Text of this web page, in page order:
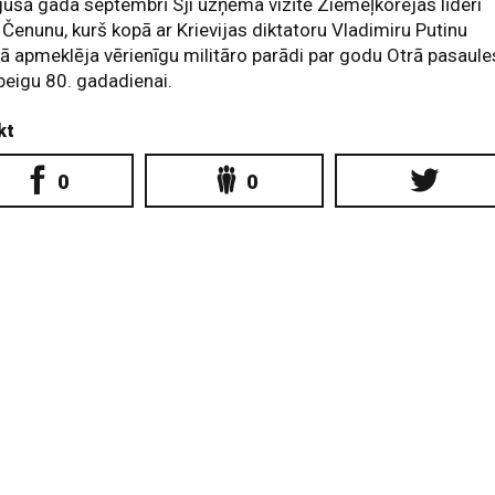
kurš kopā ar Krievijas diktatoru Vladimiru Putinu
apmeklēja vērienīgu militāro parādi par godu Otrā
80. gadadienai.
0 0